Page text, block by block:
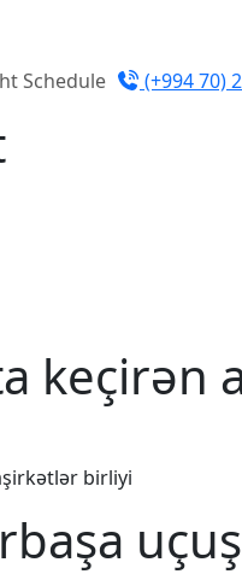
Schedule (+994 70)
keçirən
birliyi